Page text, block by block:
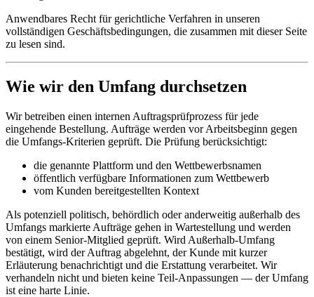
Anwendbares Recht für gerichtliche Verfahren in unseren
vollständigen Geschäftsbedingungen, die zusammen mit dieser Seite
zu lesen sind.
Wie wir den Umfang durchsetzen
Wir betreiben einen internen Auftragsprüfprozess für jede
eingehende Bestellung. Aufträge werden vor Arbeitsbeginn gegen
die Umfangs-Kriterien geprüft. Die Prüfung berücksichtigt:
die genannte Plattform und den Wettbewerbsnamen
öffentlich verfügbare Informationen zum Wettbewerb
vom Kunden bereitgestellten Kontext
Als potenziell politisch, behördlich oder anderweitig außerhalb des
Umfangs markierte Aufträge gehen in Wartestellung und werden
von einem Senior-Mitglied geprüft. Wird Außerhalb-Umfang
bestätigt, wird der Auftrag abgelehnt, der Kunde mit kurzer
Erläuterung benachrichtigt und die Erstattung verarbeitet. Wir
verhandeln nicht und bieten keine Teil-Anpassungen — der Umfang
ist eine harte Linie.